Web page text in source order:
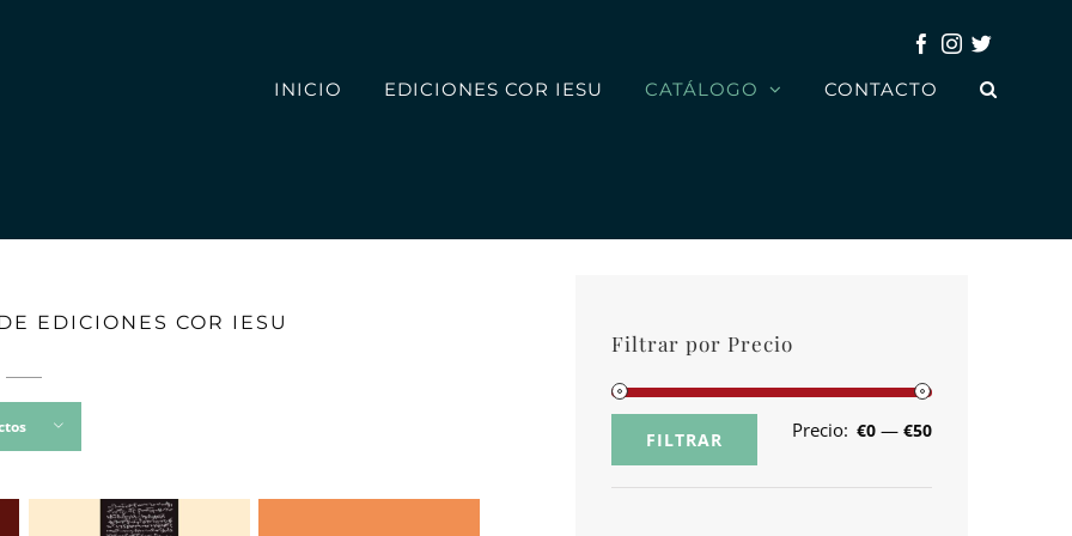
Facebook
Instagram
Twitter
INICIO EDICIONES COR IESU CATÁLOGO CONTACTO
EDICIONES COR IESU
Filtrar por Precio
FILTRAR Precio: €0 — €50